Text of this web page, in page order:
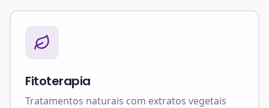
Fitoterapia
Tratamentos naturais com extratos vegetais